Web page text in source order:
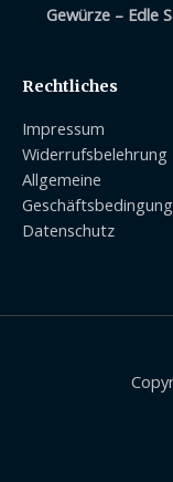
Gewürze – Edle
Rechtliches
Impressum
Widerrufsbelehrung
Allgemeine
Datenschutz